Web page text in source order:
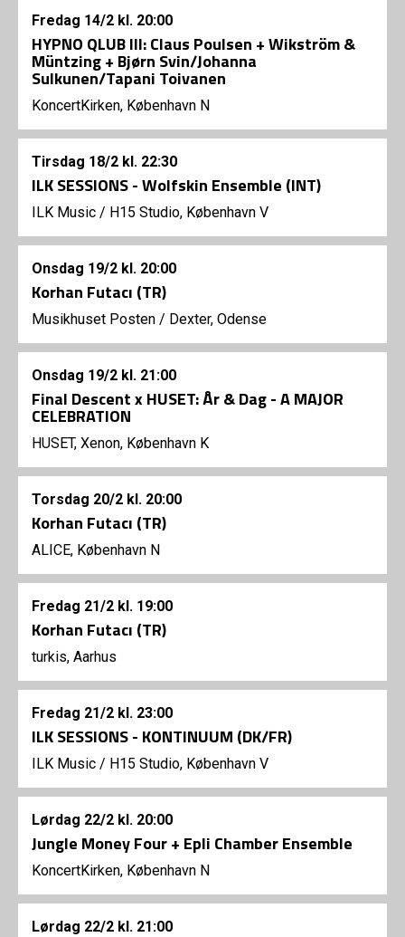
Fredag 14/2 kl. 20:00
HYPNO QLUB III: Claus Poulsen + Wikström &
Müntzing + Bjørn Svin/Johanna
Sulkunen/Tapani Toivanen
KoncertKirken, København N
Tirsdag 18/2 kl. 22:30
ILK SESSIONS - Wolfskin Ensemble (INT)
ILK Music / H15 Studio, København V
Onsdag 19/2 kl. 20:00
Korhan Futacı (TR)
Musikhuset Posten / Dexter, Odense
Onsdag 19/2 kl. 21:00
Final Descent x HUSET: År & Dag - A MAJOR
CELEBRATION
HUSET, Xenon, København K
Torsdag 20/2 kl. 20:00
Korhan Futacı (TR)
ALICE, København N
Fredag 21/2 kl. 19:00
Korhan Futacı (TR)
turkis, Aarhus
Fredag 21/2 kl. 23:00
ILK SESSIONS - KONTINUUM (DK/FR)
ILK Music / H15 Studio, København V
Lørdag 22/2 kl. 20:00
Jungle Money Four + Epli Chamber Ensemble
KoncertKirken, København N
Lørdag 22/2 kl. 21:00